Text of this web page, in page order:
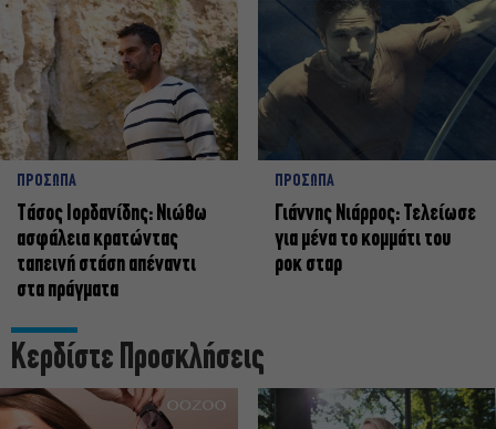
ΠΡΟΣΩΠΑ
Tάσος Ιορδανίδης: Νιώθω
ασφάλεια κρατώντας
ταπεινή στάση απέναντι
στα πράγματα
ΠΡΟΣΩΠΑ
Γιάννης Νιάρρος: Τελείωσε
για μένα το κομμάτι του
ροκ σταρ
Κερδίστε Προσκλήσεις